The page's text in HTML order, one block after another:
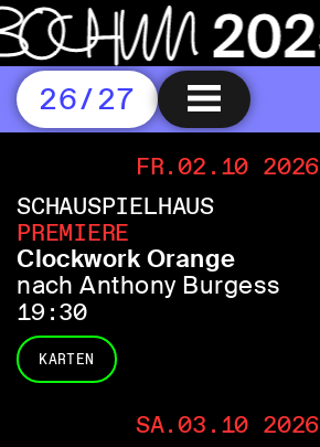
26/27
FR.02.10 2026
SCHAUSPIELHAUS
PREMIERE
Clockwork Orange
nach Anthony Burgess
19:30
KARTEN
SA.03.10 2026